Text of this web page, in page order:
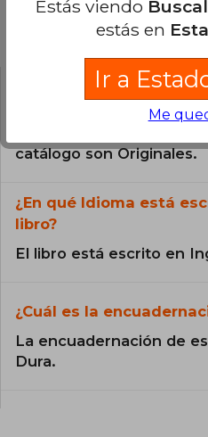
Preguntas
¿El libro es original?
catálogo son Originales.
¿En qué Idioma está
libro?
El libro está escrito en
¿Cuál es la
La encuadernación de
Dura.
Estás viendo
estás en
Ir a
Me